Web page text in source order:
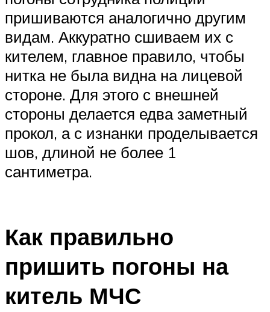
пришиваются аналогично другим
видам. Аккуратно сшиваем их с
кителем, главное правило, чтобы
нитка не была видна на лицевой
стороне. Для этого с внешней
стороны делается едва заметный
прокол, а с изнанки проделывается
шов, длиной не более 1
сантиметра.
Как правильно
пришить погоны на
китель МЧС